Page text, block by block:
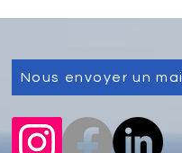
Nous envoyer un mail